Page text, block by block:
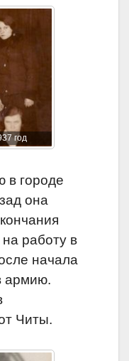
год
в городе
она
работу в
начала
армию.
Читы.